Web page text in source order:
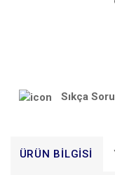
Sıkça
ÜRÜN BILGISI